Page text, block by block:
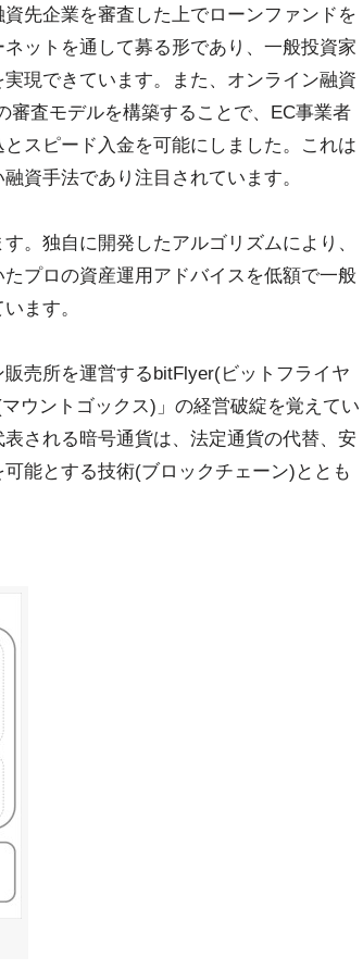
先企業を審査した上でローンファンドを
ットを通して募る形であり、一般投資家
現できています。また、オンライン融資
審査モデルを構築することで、EC事業者
スピード入金を可能にしました。これは
資手法であり注目されています。
。独自に開発したアルゴリズムにより、
プロの資産運用アドバイスを低額で一般
ます。
売所を運営するbitFlyer(ビットフライヤ
ウントゴックス)」の経営破綻を覚えてい
される暗号通貨は、法定通貨の代替、安
能とする技術(ブロックチェーン)ととも